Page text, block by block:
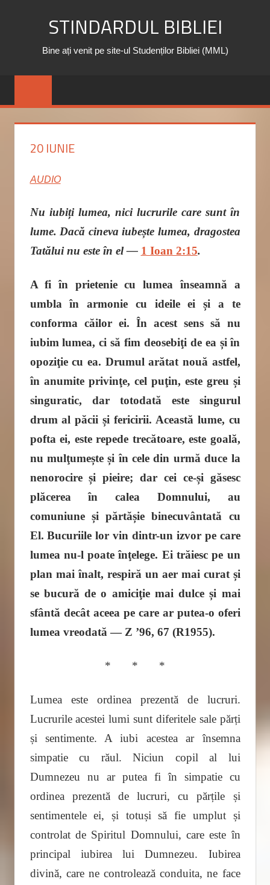
STINDARDUL BIBLIEI
Bine ați venit pe site-ul Studenților Bibliei (MML)
20 IUNIE
AUDIO
Nu iubiți lumea, nici lucrurile care sunt în
lume. Dacă cineva iubește lumea, dragostea
Tatălui nu este în el — 1 Ioan 2:15.
A fi în prietenie cu lumea înseamnă a
umbla în armonie cu ideile ei și a te
conforma căilor ei. În acest sens să nu
iubim lumea, ci să fim deosebiţi de ea și în
opoziţie cu ea. Drumul arătat nouă astfel,
în anumite privinţe, cel puţin, este greu și
singuratic, dar totodată este singurul
drum al păcii și fericirii. Această lume, cu
pofta ei, este repede trecătoare, este goală,
nu mulţumește și în cele din urmă duce la
nenorocire și pieire; dar cei ce-și găsesc
plăcerea în calea Domnului, au
comuniune și părtășie binecuvântată cu
El. Bucuriile lor vin dintr-un izvor pe care
lumea nu-l poate înţelege. Ei trăiesc pe un
plan mai înalt, respiră un aer mai curat și
se bucură de o amiciţie mai dulce și mai
sfântă decât aceea pe care ar putea-o oferi
lumea vreodată — Z ’96, 67 (R1955).
* * *
Lumea este ordinea prezentă de lucruri.
Lucrurile acestei lumi sunt diferitele sale părți
și sentimente. A iubi acestea ar însemna
simpatie cu răul. Niciun copil al lui
Dumnezeu nu ar putea fi în simpatie cu
ordinea prezentă de lucruri, cu părțile și
sentimentele ei, și totuși să fie umplut și
controlat de Spiritul Domnului, care este în
principal iubirea lui Dumnezeu. Iubirea
divină, care ne controlează conduita, ne face